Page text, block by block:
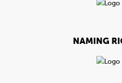
NAMING